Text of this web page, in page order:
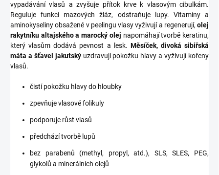
vypadávání vlasů a zvyšuje přítok krve k vlasovým cibulkám.
Reguluje funkci mazových žláz, odstraňuje lupy. Vitamíny a
aminokyseliny obsažené v peelingu vlasy vyživují a regenerují, olej
rakytníku altajského a marocký olej napomáhají tvorbě keratinu,
který vlasům dodává pevnost a lesk. Měsíček, divoká sibiřská
máta a šťavel jakutskýuzdravují pokožku hlavy a vyživují kořeny
vlasů.
čistí pokožku hlavy do hloubky
zpevňuje vlasové folikuly
podporuje růst vlasů
předchází tvorbě lupů
bez parabenů (methyl, propyl, atd.), SLS, SLES, PEG,
glykolů a minerálních olejů